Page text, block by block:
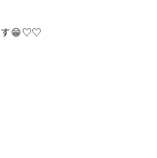
す😁♡♡